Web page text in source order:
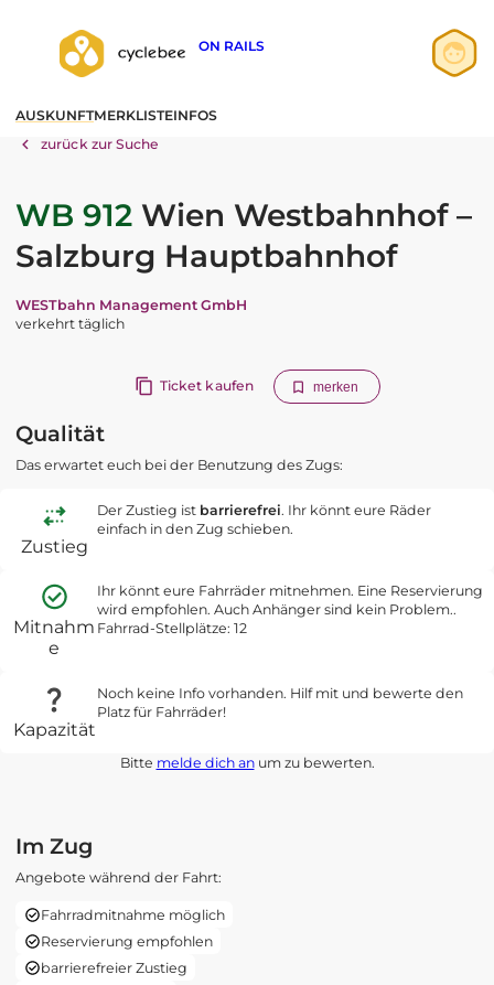
ON RAILS
AUSKUNFTMERKLISTEINFOS
zurück zur Suche
WB 912 Wien Westbahnhof –
Salzburg Hauptbahnhof
WESTbahn Management GmbH
verkehrt täglich
Ticket kaufen merken
Qualität
Das erwartet euch bei der Benutzung des Zugs:
Zustieg
Der Zustieg ist barrierefrei. Ihr könnt eure Räder
einfach in den Zug schieben.
Mitnahm
e
Ihr könnt eure Fahrräder mitnehmen. Eine Reservierung
wird empfohlen. Auch Anhänger sind kein Problem..
Fahrrad-Stellplätze: 12
Kapazität
Noch keine Info vorhanden. Hilf mit und bewerte den
Platz für Fahrräder!
Bitte melde dich anum zu bewerten.
Im Zug
Angebote während der Fahrt:
Fahrradmitnahme möglich
Reservierung empfohlen
barrierefreier Zustieg